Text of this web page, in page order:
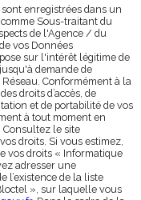
enregistrées dans un
Sous-traitant du
de l'Agence / du
vos Données
sur l'intérêt légitime de
demande de
Conformément à la
droits d’accès, de
et de portabilité de vos
à tout moment en
Consultez le site
droits. Si vous estimez,
vos droits « Informatique
adresser une
l’existence de la liste
», sur laquelle vous